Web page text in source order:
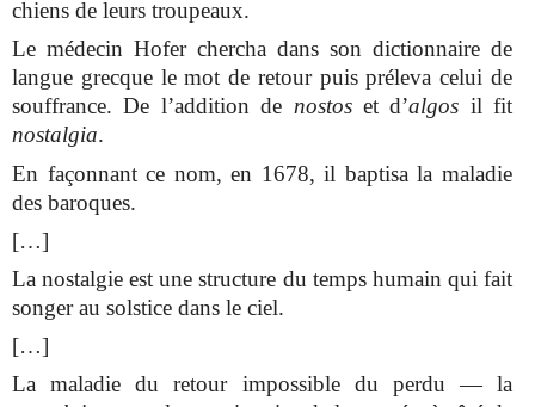
chiens de leurs troupeaux.
Le médecin Hofer chercha dans son dictionnaire de
langue grecque le mot de retour puis préleva celui de
souffrance. De l’addition de nostoset d’algos il fit
nostalgia.
En façonnant ce nom, en 1678, il baptisa la maladie
des baroques.
[…]
La nostalgie est une structure du temps humain qui fait
songer au solstice dans le ciel.
[…]
La maladie du retour impossible du perdu — la